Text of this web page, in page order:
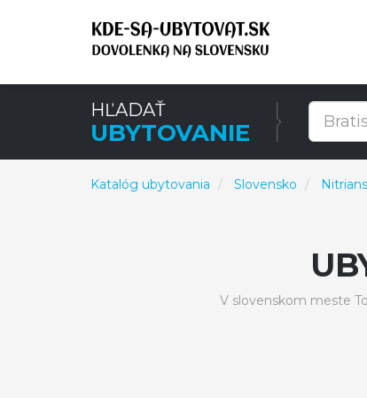
HĽADAŤ
UBYTOVANIE
Katalóg ubytovania Slovensko
V slovenskom meste